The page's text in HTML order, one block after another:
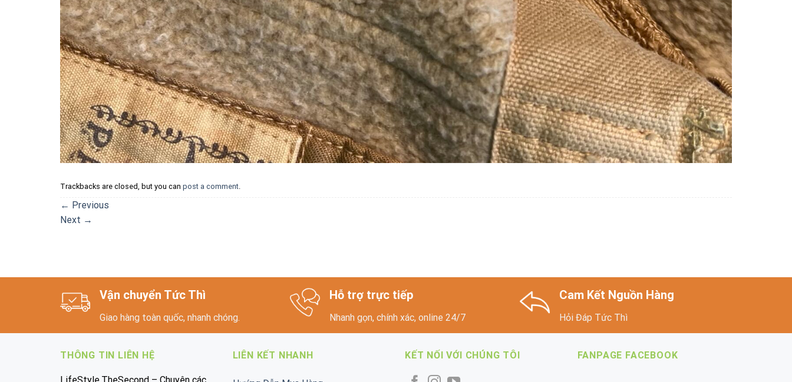
Trackbacks are closed, but you can post a comment.
← Previous
Next →
Vận chuyển Tức Thì
Giao hàng toàn quốc, nhanh chóng.
Hỗ trợ trực tiếp
Nhanh gọn, chính xác, online 24/7
Cam Kết Nguồn Hàng
Hỏi Đáp Tức Thì
THÔNG TIN LIÊN HỆ LIÊN KẾT NHANH KẾT NỐI VỚI CHÚNG TÔI FANPAGE FACEBOOK